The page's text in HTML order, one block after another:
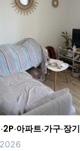
아파트·가구·장기